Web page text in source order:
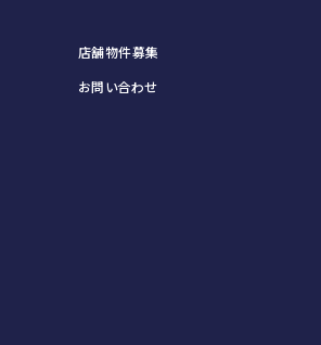
店舗物件募集
お問い合わせ